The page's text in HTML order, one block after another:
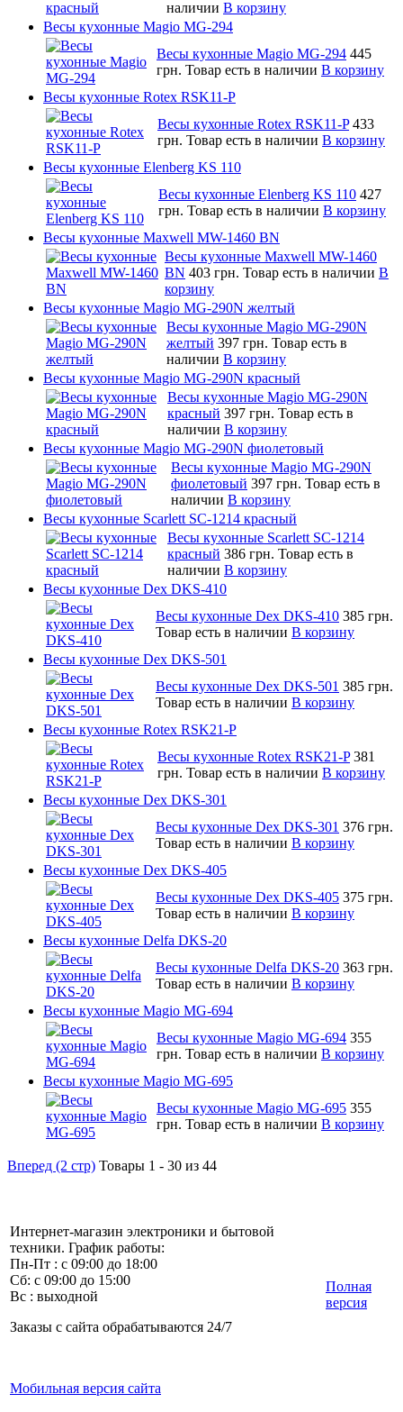
наличии В корзину
Весы кухонные Magio MG-294
Весы кухонные Magio MG-294 445
грн. Товар есть в наличии В корзину
Весы кухонные Rotex RSK11-P
Весы кухонные Rotex RSK11-P 433
грн. Товар есть в наличии В корзину
Весы кухонные Elenberg KS 110
Весы кухонные Elenberg KS 110 427
грн. Товар есть в наличии В корзину
Весы кухонные Maxwell MW-1460 BN
Весы кухонные Maxwell MW-1460
BN 403 грн. Товар есть в наличии В
корзину
Весы кухонные Magio MG-290N желтый
Весы кухонные Magio MG-290N
желтый 397 грн. Товар есть в
наличии В корзину
Весы кухонные Magio MG-290N красный
Весы кухонные Magio MG-290N
красный 397 грн. Товар есть в
наличии В корзину
Весы кухонные Magio MG-290N фиолетовый
Весы кухонные Magio MG-290N
фиолетовый 397 грн. Товар есть в
наличии В корзину
Весы кухонные Scarlett SC-1214 красный
Весы кухонные Scarlett SC-1214
красный 386 грн. Товар есть в
наличии В корзину
Весы кухонные Dex DKS-410
Весы кухонные Dex DKS-410 385 грн.
Товар есть в наличии В корзину
Весы кухонные Dex DKS-501
Весы кухонные Dex DKS-501 385 грн.
Товар есть в наличии В корзину
Весы кухонные Rotex RSK21-P
Весы кухонные Rotex RSK21-P 381
грн. Товар есть в наличии В корзину
Весы кухонные Dex DKS-301
Весы кухонные Dex DKS-301 376 грн.
Товар есть в наличии В корзину
Весы кухонные Dex DKS-405
Весы кухонные Dex DKS-405 375 грн.
Товар есть в наличии В корзину
Весы кухонные Delfa DKS-20
Весы кухонные Delfa DKS-20 363 грн.
Товар есть в наличии В корзину
Весы кухонные Magio MG-694
Весы кухонные Magio MG-694 355
грн. Товар есть в наличии В корзину
Весы кухонные Magio MG-695
Весы кухонные Magio MG-695 355
грн. Товар есть в наличии В корзину
Вперед (2 стр) Товары 1 - 30 из 44
Интернет-магазин электроники и бытовой
техники. График работы:
Пн-Пт : с 09:00 до 18:00
Сб: с 09:00 до 15:00
Вс : выходной
Заказы с сайта обрабатываются 24/7
Мобильная версия сайта
Полная
версия